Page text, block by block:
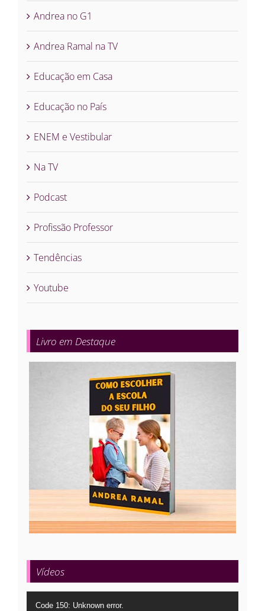
Andrea no G1
Andrea Ramal na TV
Educação em Casa
Educação no País
ENEM e Vestibular
Na TV
Podcast
Profissão Professor
Tendências
Youtube
Livro em Destaque
Vídeos
Tocador
Code 150: Unknown error.